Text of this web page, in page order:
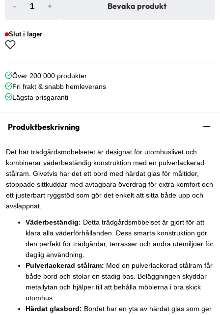
- + Bevaka produkt
Slut i lager
Över 200 000 produkter
Fri frakt & snabb hemleverans
Lägsta prisgaranti
Produktbeskrivning
Det här trädgårdsmöbelsetet är designat för utomhuslivet och
kombinerar väderbeständig konstruktion med en pulverlackerad
stålram. Givetvis har det ett bord med härdat glas för måltider,
stoppade sittkuddar med avtagbara överdrag för extra komfort och
ett justerbart ryggstöd som gör det enkelt att sitta både upp och
avslappnat.
Väderbeständig: Detta trädgårdsmöbelset är gjort för att
klara alla väderförhållanden. Dess smarta konstruktion gör
den perfekt för trädgårdar, terrasser och andra utemiljöer för
daglig användning.
Pulverlackerad stålram: Med en pulverlackerad stålram får
både bord och stolar en stadig bas. Beläggningen skyddar
metallytan och hjälper till att behålla möblerna i bra skick
utomhus.
Härdat glasbord: Bordet har en yta av härdat glas som ger